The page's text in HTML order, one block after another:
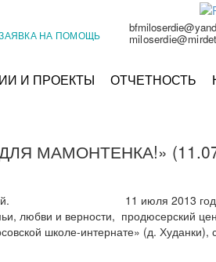
НА ПОМОЩЬ
И ПРОЕКТЫ ОТЧЕТНОСТЬ
МАМОНТЕНКА!»
детей. 11 июля 2013 года,
любви и верности, продюсерский
школе-интернате» (д. Худанки),